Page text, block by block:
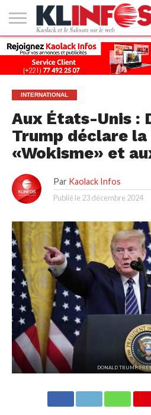
#2
(PAS
DE
TITRE)
KAOLACK
POLITIQUE
ECONOMIE
SOCIÉTÉ
CULTURE
PEOPLE
SPORT
SANTÉ
AFRIQUE
INTERNATIONAL
EMPLOI &
FORMATION
INTERNATIONAL
Aux États-Unis :
Trump déclare la
«Wokisme» et
Par Kaolack Infos
Publié le 23 décembre 2024
DONALD TRUMP,